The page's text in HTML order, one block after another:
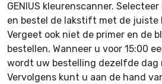
GENIUS kleurenscanner.
en bestel de lakstift met de juiste
Vergeet ook niet de primer en de
bestellen. Wanneer u voor 15:00
wordt uw bestelling dezelfde dag
Vervolgens kunt u aan de hand